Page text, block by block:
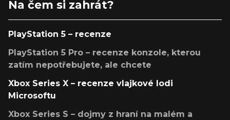
Na čem si zahrát?
PlayStation 5 – recenze
PlayStation 5 Pro – recenze konzole, kterou
zatím nepotřebujete, ale chcete
Xbox Series X – recenze vlajkové lodi
Microsoftu
Xbox Series S – dojmy z hraní na malém a